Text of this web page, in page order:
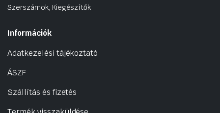
Szerszámok, Kiegészítők
Információk
Adatkezelési tájékoztató
ÁSZF
Szállítás és fizetés